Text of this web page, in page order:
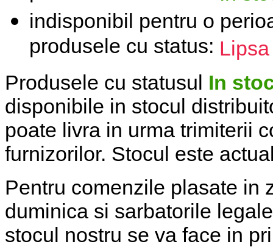
indisponibil pentru o
produsele cu status:
Produsele cu statusul In
disponibile in stocul
poate livra in urma trimiterii
furnizorilor. Stocul este
Pentru comenzile plasate in
duminica si sarbatorile
stocul nostru se va face in